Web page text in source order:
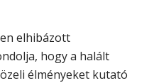
elhibázott
hogy a halált
élményeket kutató